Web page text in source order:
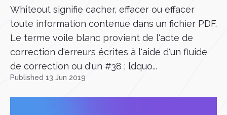
Whiteout signifie cacher, effacer ou effacer
toute information contenue dans un fichier PDF.
Le terme voile blanc provient de l'acte de
correction d'erreurs écrites à l'aide d'un fluide
de correction ou d'un #38 ; ldquo...
Published 13 Jun 2019